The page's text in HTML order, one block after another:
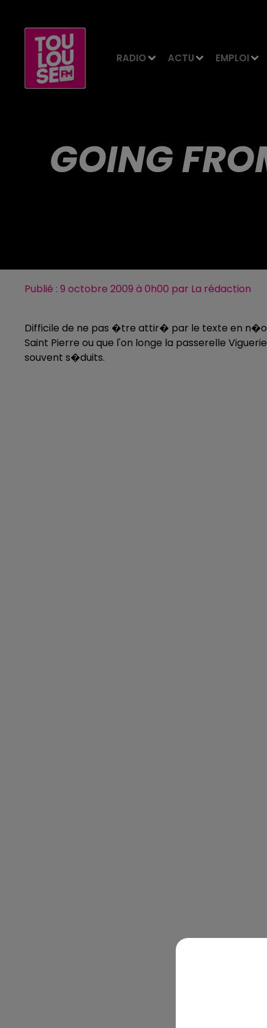
RADIO ACTU EMPLOI
GOING
Publié : 9 octobre 2009 à 0h00 par La rédaction
Difficile de ne pas �tre attir� par le texte en
Saint Pierre ou que l'on longe la passerelle
souvent s�duits.